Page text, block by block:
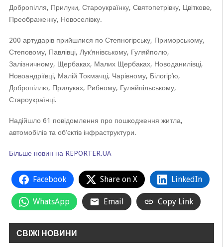
Добропілля, Прилуки, Староукраїнку, Святопетрівку, Цвіткове,
Преображенку, Новоселівку.
200 артударів прийшлися по Степногірську, Приморському,
Степовому, Павлівці, Лук’янівському, Гуляйполю,
Залізничному, Щербаках, Малих Щербаках, Новоданилівці,
Новоандріївці, Малій Токмачці, Чарівному, Білогір’ю,
Добропіллю, Прилуках, Рибному, Гуляйпільському,
Староукраїнці.
Надійшло 61 повідомлення про пошкодження житла,
автомобілів та обʼєктів інфраструктури.
Більше новин на REPORTER.UA
Facebook Share on X LinkedIn
WhatsApp Email Copy Link
СВІЖІ НОВИНИ